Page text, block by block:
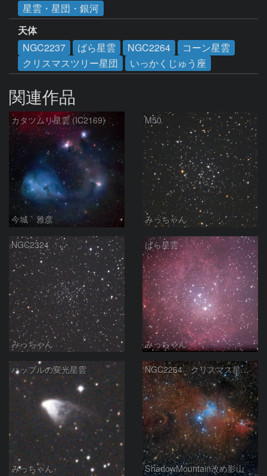
星雲・星団・銀河
天体
NGC2237
ばら星雲 NGC2264
コーン星雲
クリスマスツリー星団
いっかくじゅう座
関連作品
カタツムリ星雲 (IC2169)
今城 雅彦
M50
みっちゃん
NGC2324
みっちゃん
ばら星雲
みっちゃん
ハッブルの変光星雲
みっちゃん
NGC2264 クリスマス星団等
ShadowMountain改め影山